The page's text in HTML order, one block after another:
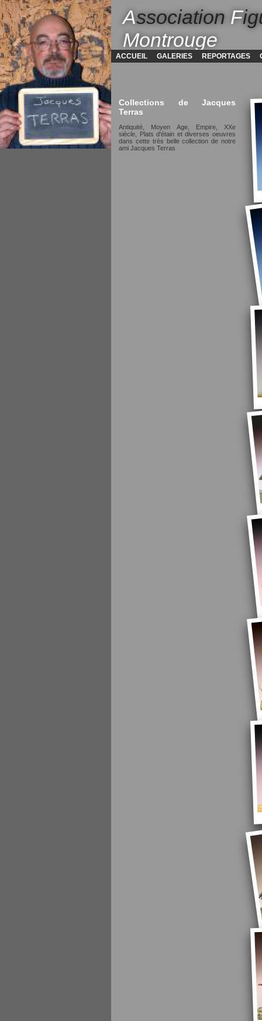
Association F
Montrouge
ACCUEIL GALERIES REPORTAGES
Collections de Jacques
Terras
Antiquité, Moyen Age, Empire, XXe
siècle, Plats d'étain et diverses oeuvres
dans cette très belle collection de notre
ami Jacques Terras